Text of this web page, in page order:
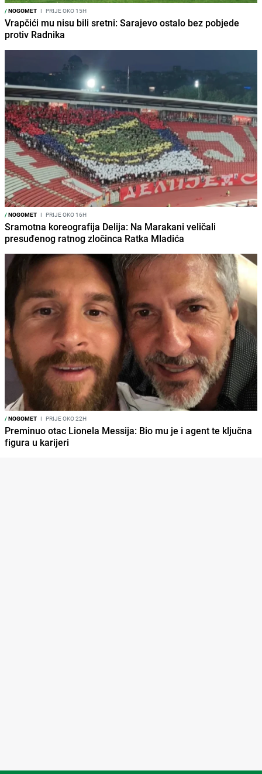
/NOGOMET I PRIJE OKO 15H
Vrapčići mu nisu bili sretni: Sarajevo ostalo bez pobjede
protiv Radnika
/NOGOMET I PRIJE OKO 16H
Sramotna koreografija Delija: Na Marakani veličali
presuđenog ratnog zločinca Ratka Mladića
/NOGOMET I PRIJE OKO 22H
Preminuo otac Lionela Messija: Bio mu je i agent te ključna
figura u karijeri